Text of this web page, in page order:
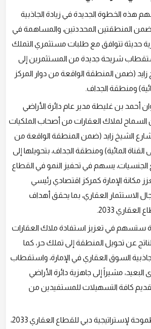
هذه الخطوة الجديدة في زيادة الجاذبية
ضمن المنطقتين المحددتين، والمساهمة في
حديثة تتوافق مع طلبات مستثمري التملك
استقطاب شريحة جديدة من المستثمرين إلى
(ضمن المنطقة الواقعة من دوار المركز
ومنطقة الجداف.
أحمد بن غليطة مدير عام دائرة الأراضي
السماح لملاك العقارات من أصحاب الملكيات
الشيخ زايد (ضمن المنطقة الواقعة من
القناة المائية) ومنطقة الجداف، بتحويلها إلى
الجنسيات، يسهم في تحفيز النمو في القطاع
مكانة الإمارة كمركز اقتصادي رئيسي
الاستثمار العقاري، بما يحقق أهداف
2033.
ستسهم في تعزيز استفادة ملاك العقارات
عن تحويل المنطقة إلى تملك حر، كما
السوق العقاري في الإمارة، واستقطاب
مشيراً إلى جاهزية دائرة الأراضي
كافة التسهيلات للمستفيدين من
يذكر أن الأهداف الطموحة لإستراتيجية دبي للقطاع العقاري 2033،